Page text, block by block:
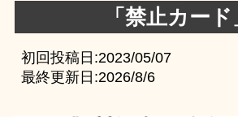
「禁止カー
初回投稿日:2023/05/07
最終更新日:2026/8/6